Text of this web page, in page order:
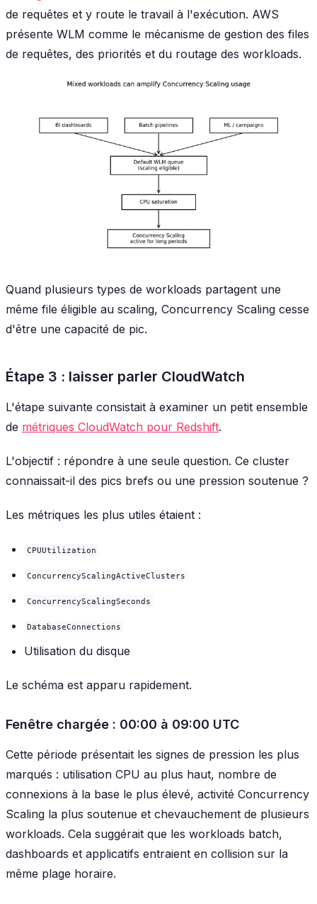
de requêtes et y route le travail à l'exécution. AWS
présente WLM comme le mécanisme de gestion des files
de requêtes, des priorités et du routage des workloads.
Quand plusieurs types de workloads partagent une
même file éligible au scaling, Concurrency Scaling cesse
d'être une capacité de pic.
Étape 3 : laisser parler CloudWatch
L'étape suivante consistait à examiner un petit ensemble
de métriques CloudWatch pour Redshift.
L'objectif : répondre à une seule question. Ce cluster
connaissait-il des pics brefs ou une pression soutenue ?
Les métriques les plus utiles étaient :
CPUUtilization
ConcurrencyScalingActiveClusters
ConcurrencyScalingSeconds
DatabaseConnections
Utilisation du disque
Le schéma est apparu rapidement.
Fenêtre chargée : 00:00 à 09:00 UTC
Cette période présentait les signes de pression les plus
marqués : utilisation CPU au plus haut, nombre de
connexions à la base le plus élevé, activité Concurrency
Scaling la plus soutenue et chevauchement de plusieurs
workloads. Cela suggérait que les workloads batch,
dashboards et applicatifs entraient en collision sur la
même plage horaire.